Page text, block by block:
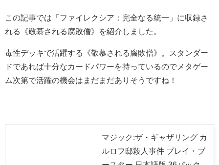
この記事では「ファイレクシア：完全なる統一」に収録さ
れる《敬慕される腐敗僧》を紹介しました。
毒性デッキで活躍する《敬慕される腐敗僧》。スタンダー
ドであれば十分なカードパワーを持っているのでメタゲー
ム次第で活躍の機会はまだまだありそうですね！
マジック:ザ・ギャザリング カ
ルロフ邸殺人事件 プレイ・ブ